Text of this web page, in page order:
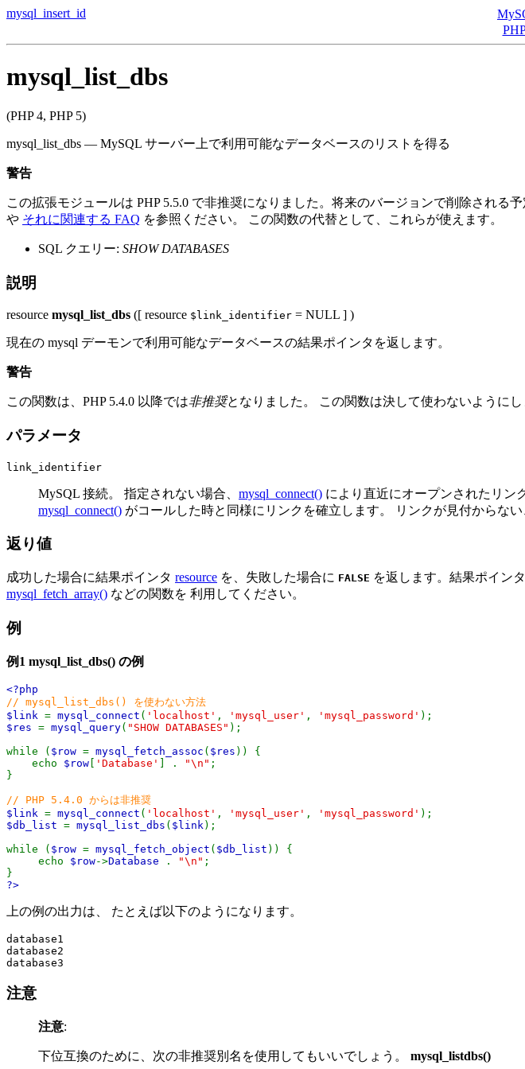
mysql_insert_id
mysql_list_dbs
(PHP 4, PHP 5)
mysql_list_dbs — MySQL サーバー上で利用可能なデータベースのリストを得る
警告
この拡張モジュールは PHP 5.5.0 で非推奨になりました。将来のバージョンで削除される予
や それに関連する FAQ を参照ください。 この関数の代替として、これらが使えます。
SQL クエリー: SHOW DATABASES
説明
resource mysql_list_dbs ([ resource $link_identifier = NULL ] )
現在の mysql デーモンで利用可能なデータベースの結果ポインタを返します。
警告
この関数は、PHP 5.4.0 以降では非推奨となりました。 この関数は決して使わないようにし
パラメータ
link_identifier
MySQL 接続。 指定されない場合、 mysql_connect() により直近にオープンされたリン
mysql_connect() がコールした時と同様にリンクを確立します。 リンクが見付からな
返り値
成功した場合に結果ポインタ resource を、失敗した場合に FALSE を返します。結果ポイン
mysql_fetch_array() などの関数を 利用してください。
例
例1 mysql_list_dbs() の例
<?php
// mysql_list_dbs() を使わない方法
$link = mysql_connect ( 'localhost' , 'mysql_user' , 'mysql_password' );
$res = mysql_query( "SHOW DATABASES" );
while ( $row = mysql_fetch_assoc ( $res )) {
echo $row [ 'Database' ] . "\n" ;
}
// PHP 5.4.0 からは非推奨
$link = mysql_connect ( 'localhost' , 'mysql_user' , 'mysql_password' );
$db_list = mysql_list_dbs ( $link );
while ( $row = mysql_fetch_object ( $db_list )) {
echo $row->Database . "\n" ;
}
?>
上の例の出力は、 たとえば以下のようになります。
database1
database2
注意
注意:
下位互換のために、次の非推奨別名を使用してもいいでしょう。 mysql_listdbs()